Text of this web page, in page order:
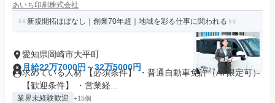
あいち印刷株式会社
新規開拓ほぼなし｜創業70年超｜地域を彩る仕事に関われる
愛知県岡崎市大平町
月給22万7000円～32万5000円
求めている人材 【必須条件】 ・普通自動車免許（AT限定可）
【歓迎条件】 ・営業経...
業界未経験歓迎 +15個